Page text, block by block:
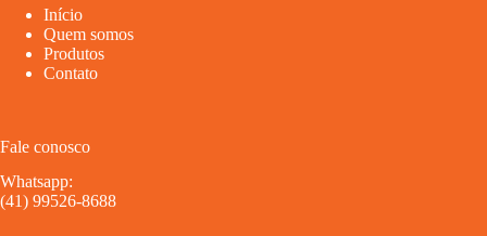
Início
Quem somos
Produtos
Contato
Fale conosco
Whatsapp:
(41) 99526-8688